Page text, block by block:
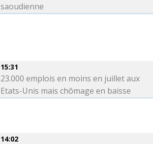
saoudienne
15:31
23.000 emplois en moins en juillet aux
Etats-Unis mais chômage en baisse
14:02